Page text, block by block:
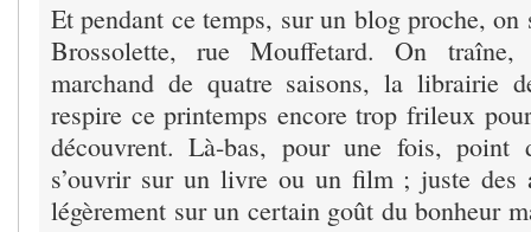
Et pendant ce temps, sur un blog proche, on
Brossolette, rue Mouffetard. On
marchand de quatre saisons, la librairie
respire ce printemps encore trop frileux
découvrent. Là-bas, pour une fois, point
s’ouvrir sur un livre ou un film ; juste des
légèrement sur un certain goût du bonheur